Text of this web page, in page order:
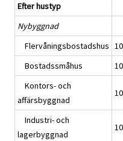
Efter hustyp
Nybyggnad
Flervåningsbostadshus
Bostadssmåhus
Kontors- och
affärsbyggnad
Industri- och
lagerbyggnad